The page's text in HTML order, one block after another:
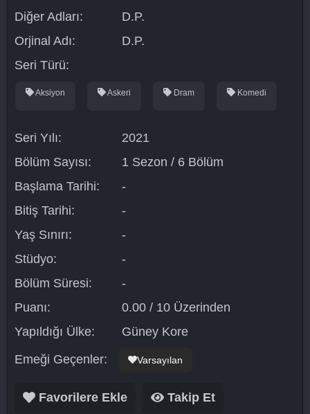
Diğer Adları:
D.P.
Orjinal Adı:
D.P.
Seri Türü:
Aksiyon Askeri Dram Komedi
Seri Yılı:
2021
Bölüm Sayısı:
1 Sezon / 6 Bölüm
Başlama Tarihi:
-
Bitiş Tarihi:
-
Yaş Sınırı:
-
Stüdyo:
-
Bölüm Süresi:
-
Puanı:
0.00 / 10 Üzerinden
Yapıldığı Ülke:
Güney Kore
Emeği Geçenler: Varsayılan
Favorilere Ekle Takip Et